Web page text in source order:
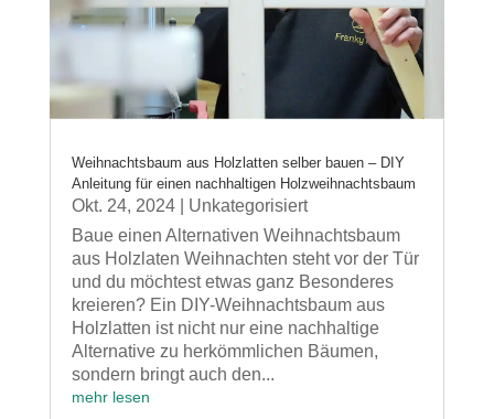
Weihnachtsbaum aus Holzlatten selber bauen – DIY
Anleitung für einen nachhaltigen Holzweihnachtsbaum
Okt. 24, 2024| Unkategorisiert
Baue einen Alternativen Weihnachtsbaum
aus Holzlaten Weihnachten steht vor der Tür
und du möchtest etwas ganz Besonderes
kreieren? Ein DIY-Weihnachtsbaum aus
Holzlatten ist nicht nur eine nachhaltige
Alternative zu herkömmlichen Bäumen,
sondern bringt auch den...
mehr lesen